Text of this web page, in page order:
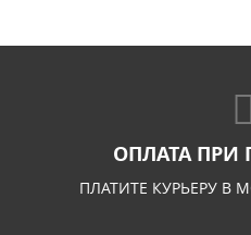
ОПЛАТА ПРИ
ПЛАТИТЕ КУРЬЕРУ В